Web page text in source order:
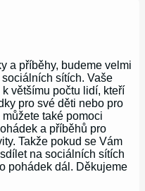
a příběhy, budeme velmi
sítích. Vaše
většímu počtu lidí, kteří
pro své děti nebo pro
také pomoci
a příběhů pro
Takže pokud se Vám
na sociálních sítích
pohádek dál. Děkujeme